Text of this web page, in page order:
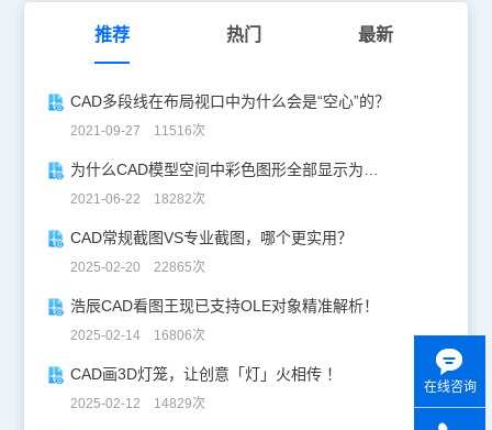
执行此命令，在设置比例和范围后，会提示选择要创建视口的布局：
口的插入点。用户可输入坐标或在图形窗口中单击确定视口位置 用
开。 CAD模型定义布局视口功能可以设置图形的范围和比例，在设
置比例和范围后确定视口的布局，这种方法可以帮助使用者快速创建
的功能。
推荐 热门 最新
CAD多段线在布局视口中为什么会是“空心”的？
2021-09-27 11516次
为什么CAD模型空间中彩色图形全部显示为白色？
2021-06-22 18282次
CAD常规截图VS专业截图，哪个更实用？
2025-02-20 22865次
浩辰CAD看图王现已支持OLE对象精准解析！
2025-02-14 16806次
CAD画3D灯笼，让创意「灯」火相传 ！
2025-02-12 14829次
在线咨询